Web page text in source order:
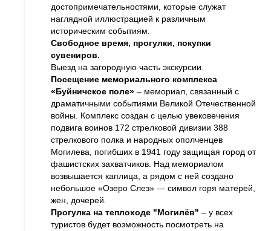
достопримечательностями, которые служат
наглядной иллюстрацией к различным
историческим событиям.
Свободное время, прогулки, покупки
сувениров.
Выезд на загородную часть экскурсии.
Посещение мемориального комплекса
«Буйничское поле» – мемориал, связанный с
драматичными событиями Великой Отечественной
войны. Комплекс создан с целью увековечения
подвига воинов 172 стрелковой дивизии 388
стрелкового полка и народных ополченцев
Могилева, погибших в 1941 году защищая город от
фашистских захватчиков. Над мемориалом
возвышается каплица, а рядом с ней создано
небольшое «Озеро Слез» — символ горя матерей,
жен, дочерей
Прогулка на теплоходе "Могилёв" – у всех
туристов будет возможность посмотреть на